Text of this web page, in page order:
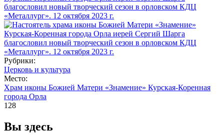
Рубрики:
Церковь и культура
Место:
Храм иконы Божией Матери «Знамение» Курская-Коренная
города Орла
128
Вы здесь